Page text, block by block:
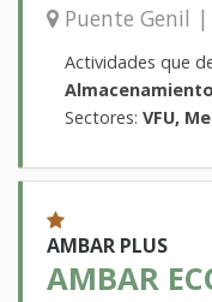
Puente Genil
Actividades que
Sectores: VFU,
AMBAR PLUS
AMBAR